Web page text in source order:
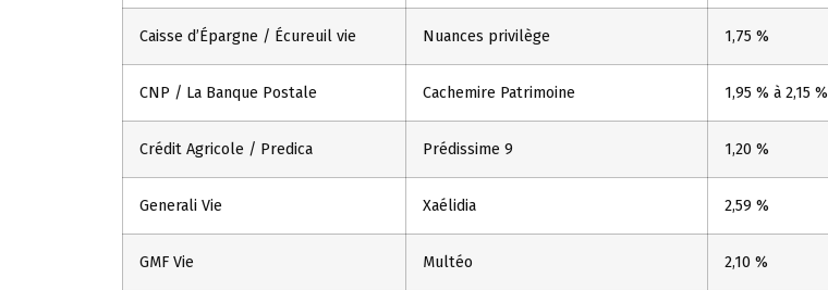
Caisse d’Épargne / Écureuil vie Nuances privilège 1,75 %
CNP / La Banque Postale Cachemire Patrimoine 1,95 % à 2,15 %
Crédit Agricole / Predica Prédissime 9 1,20 %
Generali Vie Xaélidia 2,59 %
GMF Vie Multéo 2,10 %